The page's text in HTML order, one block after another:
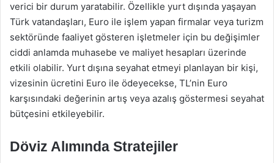
verici bir durum yaratabilir. Özellikle yurt dışında yaşayan
Türk vatandaşları, Euro ile işlem yapan firmalar veya turizm
sektöründe faaliyet gösteren işletmeler için bu değişimler
ciddi anlamda muhasebe ve maliyet hesapları üzerinde
etkili olabilir. Yurt dışına seyahat etmeyi planlayan bir kişi,
vizesinin ücretini Euro ile ödeyecekse, TL’nin Euro
karşısındaki değerinin artış veya azalış göstermesi seyahat
bütçesini etkileyebilir.
Döviz Alımında Stratejiler